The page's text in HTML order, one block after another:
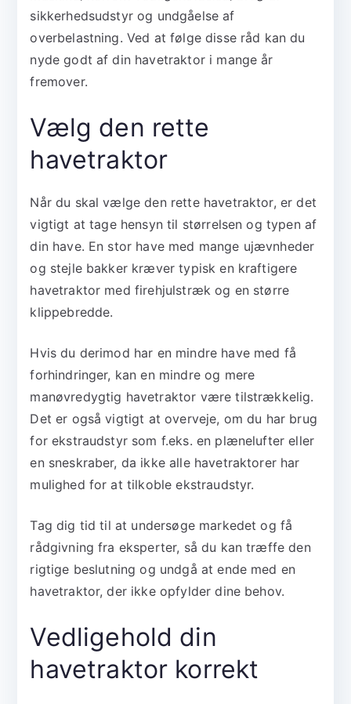
sikkerhedsudstyr og undgåelse af
overbelastning. Ved at følge disse råd kan du
nyde godt af din havetraktor i mange år
fremover.
Vælg den rette
havetraktor
Når du skal vælge den rette havetraktor, er det
vigtigt at tage hensyn til størrelsen og typen af
din have. En stor have med mange ujævnheder
og stejle bakker kræver typisk en kraftigere
havetraktor med firehjulstræk og en større
klippebredde.
Hvis du derimod har en mindre have med få
forhindringer, kan en mindre og mere
manøvredygtig havetraktor være tilstrækkelig.
Det er også vigtigt at overveje, om du har brug
for ekstraudstyr som f.eks. en plænelufter eller
en sneskraber, da ikke alle havetraktorer har
mulighed for at tilkoble ekstraudstyr.
Tag dig tid til at undersøge markedet og få
rådgivning fra eksperter, så du kan træffe den
rigtige beslutning og undgå at ende med en
havetraktor, der ikke opfylder dine behov.
Vedligehold din
havetraktor korrekt